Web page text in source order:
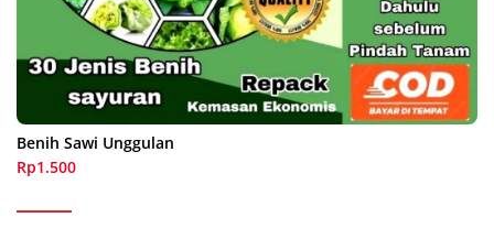
Benih Sawi Unggulan
Rp1.500